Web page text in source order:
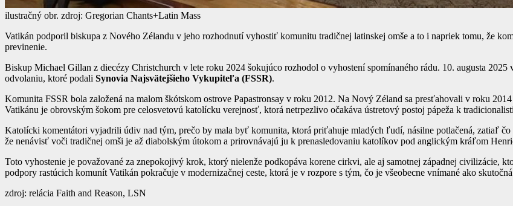
ilustračný obr. zdroj: Gregorian Chants+Latin Mass
Vatikán podporil biskupa z Nového Zélandu v jeho rozhodnutí vyhostiť komunitu tradičnej latinskej omše a to i napriek tomu, že
previnenie.
Biskup Michael Gillan z diecézy Christchurch v lete roku 2024 šokujúco rozhodol o vyhostení spomínaného rádu. 10. augusta
odvolaniu, ktoré podali Synovia Najsvätejšieho Vykupiteľa (FSSR).
Komunita FSSR bola založená na malom škótskom ostrove Papastronsay v roku 2012. Na Nový Zéland sa presťahovali v roku
Vatikánu je obrovským šokom pre celosvetovú katolícku verejnosť, ktorá netrpezlivo očakáva ústretový postoj pápeža k
Katolícki komentátori vyjadrili údiv nad tým, prečo by mala byť komunita, ktorá priťahuje mladých ľudí, násilne potlačená, zatiaľ
že nenávisť voči tradičnej omši je až diabolským útokom a prirovnávajú ju k prenasledovaniu katolíkov pod anglickým kráľom
Toto vyhostenie je považované za znepokojivý krok, ktorý nielenže podkopáva korene cirkvi, ale aj samotnej západnej civilizácie,
podpory rastúcich komunít Vatikán pokračuje v modernizačnej ceste, ktorá je v rozpore s tým, čo je všeobecne vnímané ako
zdroj: relácia Faith and Reason, LSN